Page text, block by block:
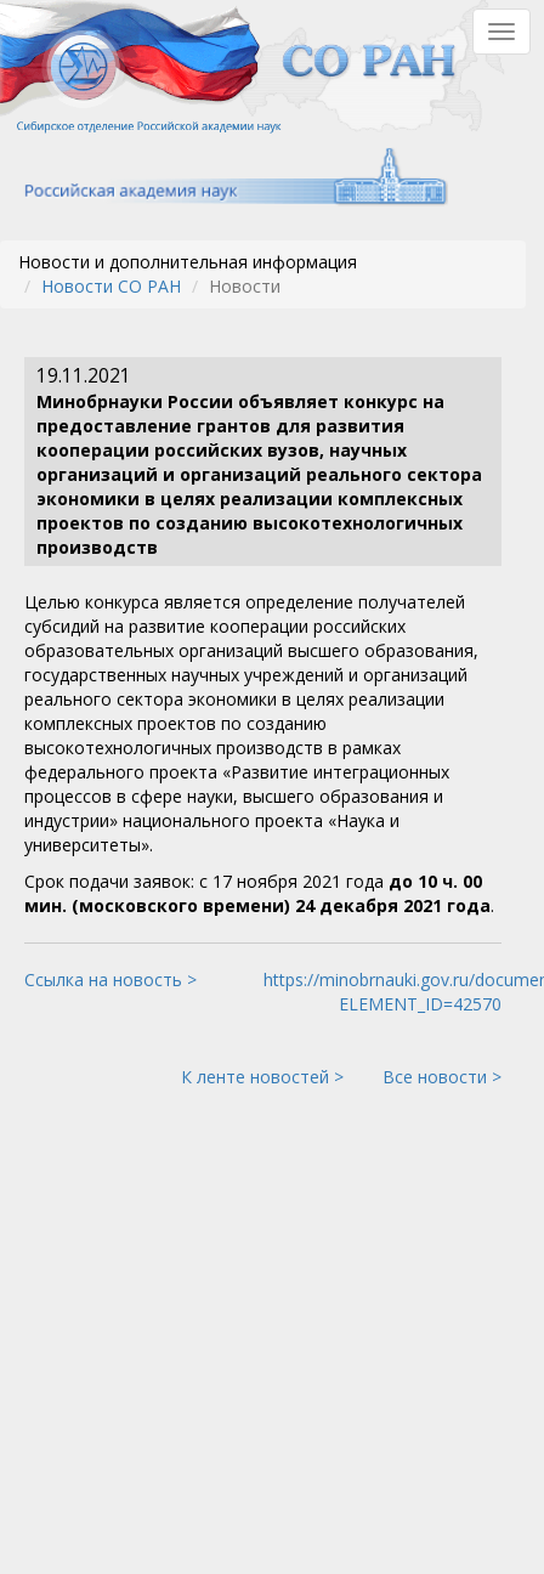
Перейти
к
основному
содержанию
Новости и дополнительная информация
Новости СО РАН
Новости
19.11.2021
Минобрнауки России объявляет конкурс на
предоставление грантов для развития
кооперации российских вузов, научных
организаций и организаций реального сектора
экономики в целях реализации комплексных
проектов по созданию высокотехнологичных
производств
Целью конкурса является определение получателей
субсидий на развитие кооперации российских
образовательных организаций высшего образования,
государственных научных учреждений и организаций
реального сектора экономики в целях реализации
комплексных проектов по созданию
высокотехнологичных производств в рамках
федерального проекта «Развитие интеграционных
процессов в сфере науки, высшего образования и
индустрии» национального проекта «Наука и
университеты».
Срок подачи заявок: с 17 ноября 2021 года до 10 ч. 00
мин. (московского времени) 24 декабря 2021 года.
Ссылка на новость >
https://minobrnauki.gov.ru/
ELEMENT_ID=42570
К ленте новостей > Все новости >